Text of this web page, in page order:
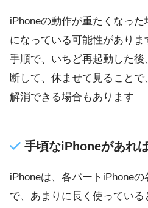
iPhoneの動作が重たくなっ
になっている可能性があり
手順で、いちど再起動した後
断して、休ませて見ること
解消できる場合もあります
手頃なiPhoneがあれ
iPhoneは、各パートiPhone
で、あまりに長く使ってい